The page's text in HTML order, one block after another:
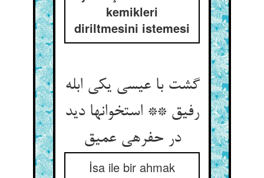
kemikleri
diriltmesini istemesi
گشت با عیسی یکی ابله
رفیق ** استخوانها دید
در حفره‏ی عمیق‏
İsa ile bir ahmak